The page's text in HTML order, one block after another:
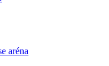
aréna